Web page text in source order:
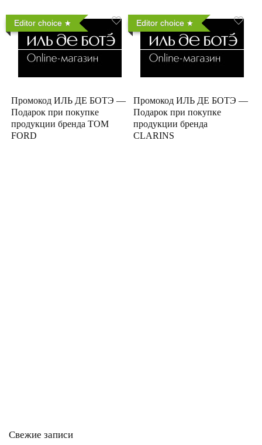
Editor choice
Промокод ИЛЬ ДЕ БОТЭ —
Подарок при покупке
продукции бренда TOM
FORD
Editor choice
Промокод ИЛЬ ДЕ БОТЭ —
Подарок при покупке
продукции бренда
CLARINS
Свежие записи